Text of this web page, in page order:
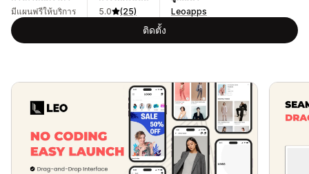
มีแผนฟรีให้บริการ
5.0
(25)
Leoapps
ติดตั้ง